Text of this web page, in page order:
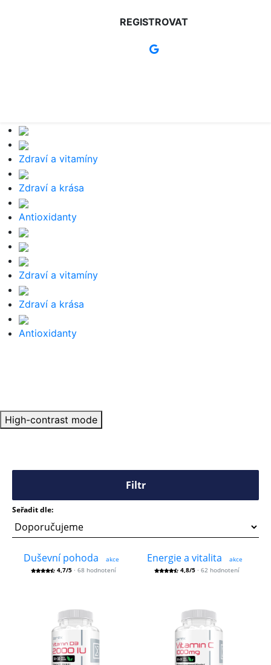
REGISTROVAT
Zdraví a vitamíny
Zdraví a krása
Antioxidanty
Zdraví a vitamíny
Zdraví a krása
Antioxidanty
High-contrast mode
Filtr
Seřadit dle:
Duševní pohoda akce
4,7/5 · 68 hodnotení
Energie a vitalita akce
4,8/5 · 62 hodnotení